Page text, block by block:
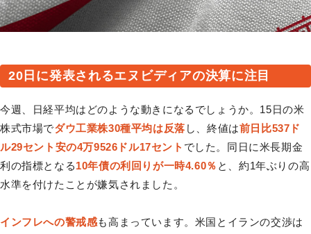
20日に発表されるエヌビディアの決算に注目
今週、日経平均はどのような動きになるでしょうか。15日の米
株式市場でダウ工業株30種平均は反落 し、終値は前日比537ド
ル29セント安の4万9526ドル17セント でした。同日に米長期金
利の指標となる10年債の利回りが一時4.60％ と、約1年ぶりの高
水準を付けたことが嫌気されました。
インフレへの警戒感も高まっています。米国とイランの交渉は